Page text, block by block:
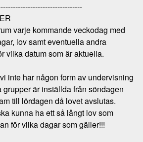
varje kommande veckodag med
lov samt eventuella andra
vilka datum som är aktuella.
inte har någon form av undervisning
grupper är inställda från söndagen
till lördagen då lovet avslutas.
kunna ha ett så långt lov som
för vilka dagar som gäller!!!